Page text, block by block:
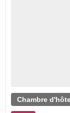
Chambre